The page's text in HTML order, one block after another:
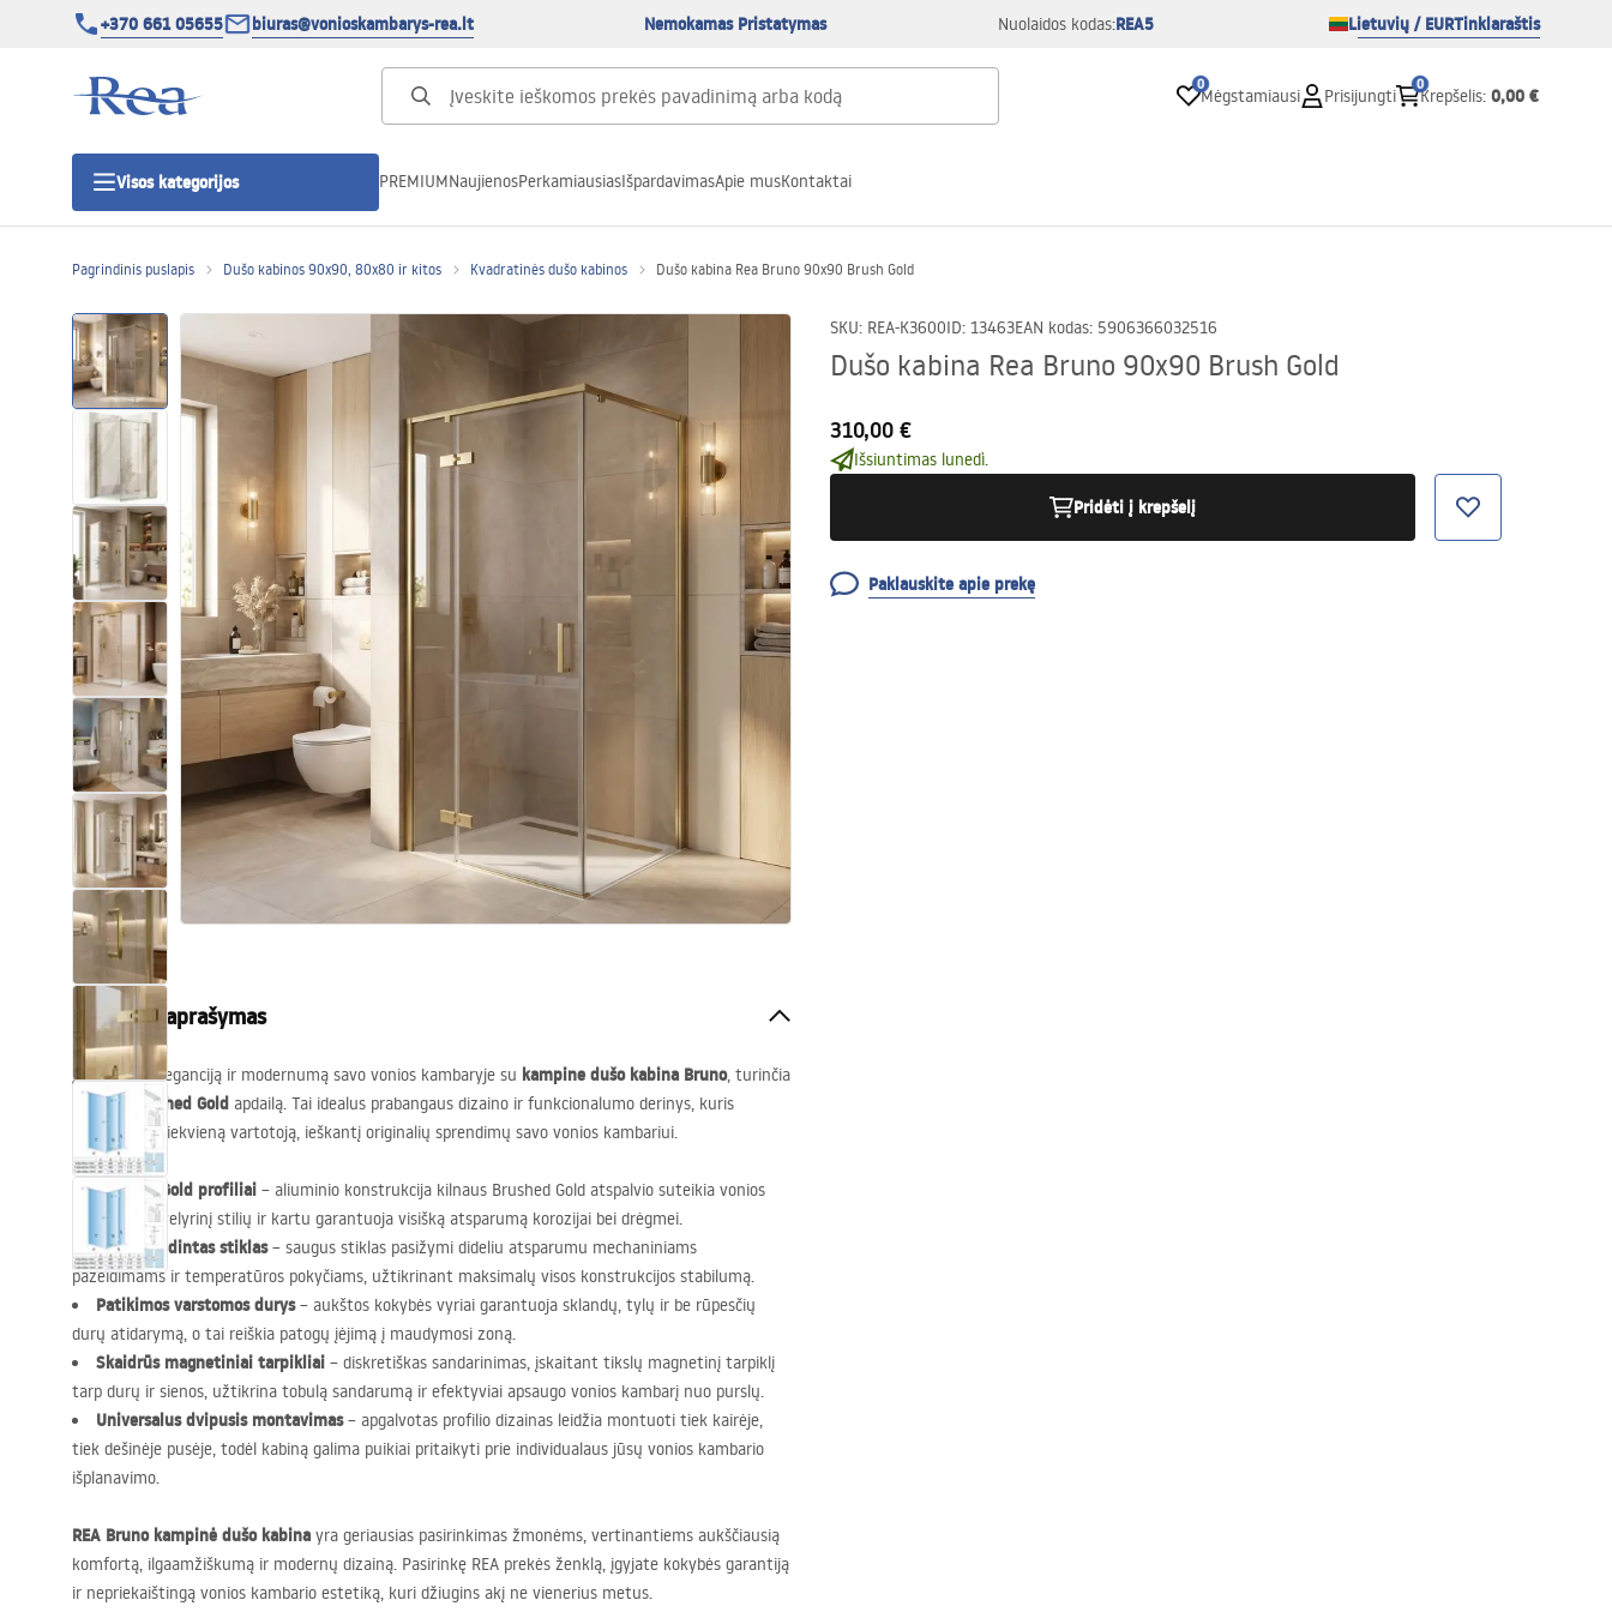
+370 661 05655 biuras@vonioskambarys-rea.lt Nemokamas Pristatymas Nuolaidos kodas:REA5 Lietuvių / EURTinklaraštis
0
Mėgstamiausi Prisijungti
0
Krepšelis: 0,00 €
Visos kategorijos
Dušo durys
Vonios dušo padėklai
Linijiniai dušo kanalai
Tualetai
Vonios ir ekranai
Vonios maišytuvai
Vonios dušai
Virtuvė
Vonios aksesuarai ir baldai
PREMIUMNaujienosPerkamiausiasIšpardavimasApie musKontaktai
Pagrindinis puslapis Dušo kabinos 90x90, 80x80 ir kitos Kvadratinės dušo kabinos Dušo kabina Rea Bruno 90x90 Brush Gold
SKU: REA-K3600ID: 13463EAN kodas: 5906366032516
Dušo kabina Rea Bruno 90x90 Brush Gold
310,00 €
Išsiuntimas lunedì.
Pridėti į krepšelį
Paklauskite apie prekę
Produkto aprašymas
Įvertinkite eleganciją ir modernumą savo vonios kambaryje su kampine dušo kabina Bruno, turinčia
unikalią
Brushed Gold apdailą. Tai idealus prabangaus dizaino ir funkcionalumo derinys, kuris
pradžiugins kiekvieną vartotoją, ieškantį originalių sprendimų savo vonios kambariui.
Brushed Gold profiliai – aliuminio konstrukcija kilnaus Brushed Gold atspalvio suteikia vonios
kambariui juvelyrinį stilių ir kartu garantuoja visišką atsparumą korozijai bei drėgmei.
6 mm grūdintas stiklas– saugus stiklas pasižymi dideliu atsparumu mechaniniams
pažeidimams ir temperatūros pokyčiams, užtikrinant maksimalų visos konstrukcijos stabilumą.
Patikimos varstomos durys– aukštos kokybės vyriai garantuoja sklandų, tylų ir be rūpesčių
durų atidarymą, o tai reiškia patogų įėjimą į maudymosi zoną.
Skaidrūs magnetiniai tarpikliai – diskretiškas sandarinimas, įskaitant tikslų magnetinį tarpiklį
tarp durų ir sienos, užtikrina tobulą sandarumą ir efektyviai apsaugo vonios kambarį nuo purslų.
Universalus dvipusis montavimas– apgalvotas profilio dizainas leidžia montuoti tiek kairėje,
tiek dešinėje pusėje, todėl kabiną galima puikiai pritaikyti prie individualaus jūsų vonios kambario
išplanavimo.
REA Bruno kampinė dušo kabina yra geriausias pasirinkimas žmonėms, vertinantiems aukščiausią
komfortą, ilgaamžiškumą ir modernų dizainą. Pasirinkę REA prekės ženklą, įgyjate kokybės garantiją
ir nepriekaištingą vonios kambario estetiką, kuri džiugins akį ne vienerius metus.